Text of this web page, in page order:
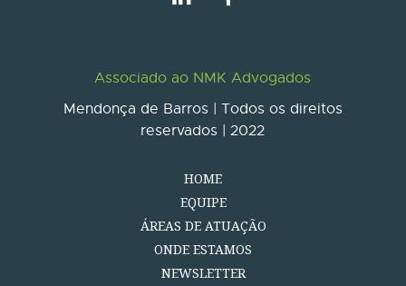
Associado ao NMK Advogados
Mendonça de Barros | Todos os direitos
reservados | 2022
HOME
EQUIPE
ÁREAS DE ATUAÇÃO
ONDE ESTAMOS
NEWSLETTER